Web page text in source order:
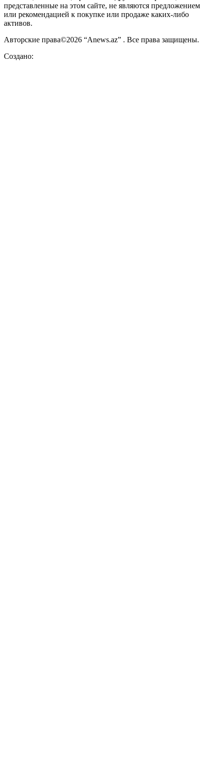
представленные на этом сайте, не являются предложением
или рекомендацией к покупке или продаже каких-либо
активов.
Авторские права©2026 “Anews.az” . Все права защищены.
Создано: